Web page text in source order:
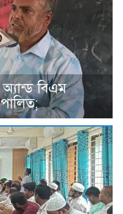
অ্যান্ড বিএম